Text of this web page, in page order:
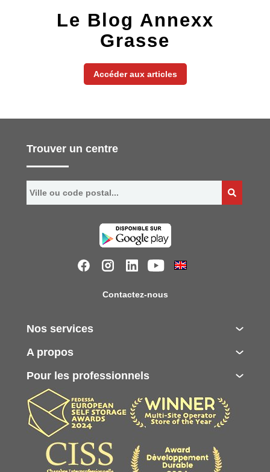
Le Blog Annexx
Grasse
Accéder aux articles
Nos services
A propos
Pour les professionnels
Trouver un centre
Contactez-nous